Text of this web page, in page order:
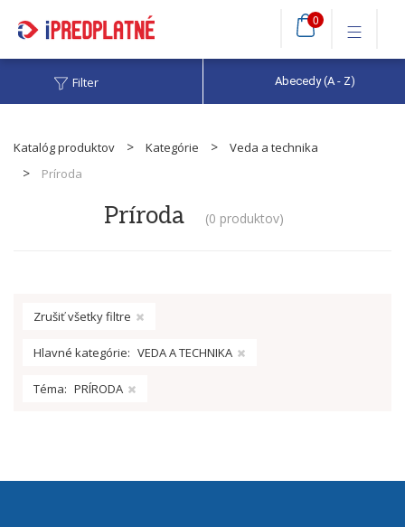
0
Katalóg produktov Kategórie
Veda a technika
Príroda
Príroda (0 produktov)
Abecedy (A - Z)
Filter
Zrušiť všetky filtre
Hlavné kategórie: VEDA A TECHNIKA
Téma: PRÍRODA